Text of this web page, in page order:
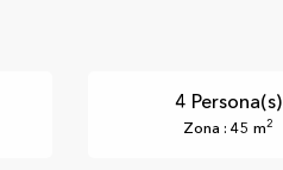
4 Persona(s)
Zona : 45 m2